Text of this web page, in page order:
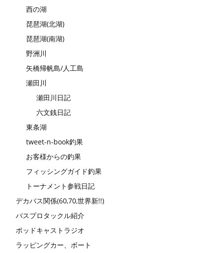
西の湖
琵琶湖(北湖)
琵琶湖(南湖)
野洲川
矢橋帰帆島/人工島
瀬田川
瀬田川日記
六文銭日記
東条湖
tweet-n-book釣果
お客様からの釣果
フィッシングガイド釣果
トーナメント参戦日記
デカバス関係(60,70,世界新!!)
バスプロタックル紹介
ポッドキャストラジオ
ラッピングカー、ボート